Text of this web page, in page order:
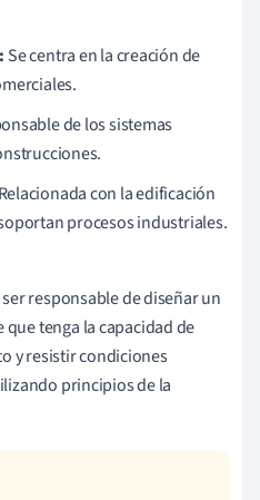
Se centra en la creación de
de los sistemas
Relacionada con la edificación
procesos industriales.
responsable de diseñar un
tenga la capacidad de
y resistir condiciones
principios de la